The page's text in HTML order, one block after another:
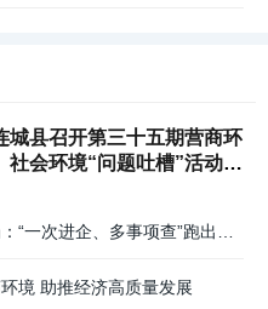
城县召开第三十五期营商环
社会环境“问题吐槽”活动推
【营商之窗】连城县市场监管局：“一次进企、多事项查”跑出助企减负“加速度”
境 助推经济高质量发展